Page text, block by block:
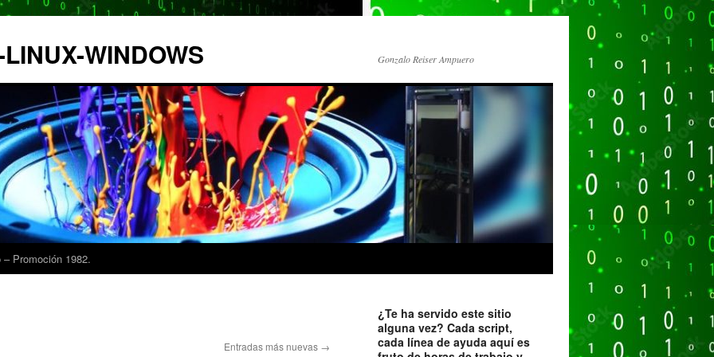
WINDOWS Gonzalo Reiser Ampuero
Promoción 1982.
Entradas más nuevas →
¿Te ha servido este sitio
alguna vez? Cada script,
cada línea de ayuda aquí es